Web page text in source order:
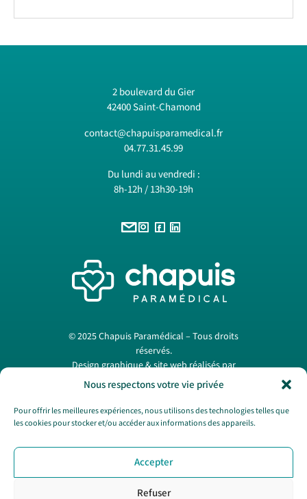
Nous respectons votre vie privée
Pour offrir les meilleures expériences, nous utilisons des technologies telles que
les cookies pour stocker et/ou accéder aux informations des appareils.
Accepter
Refuser
2 boulevard du Gier
42400 Saint-Chamond
contact@chapuisparamedical.fr
04.77.31.45.99
Du lundi au vendredi :
8h-12h / 13h30-19h
© 2025 Chapuis Paramédical – Tous droits
réservés.
Design graphique & site web réalisés par
Papermint Création . —Mentions légales
Nous contacter
CGV